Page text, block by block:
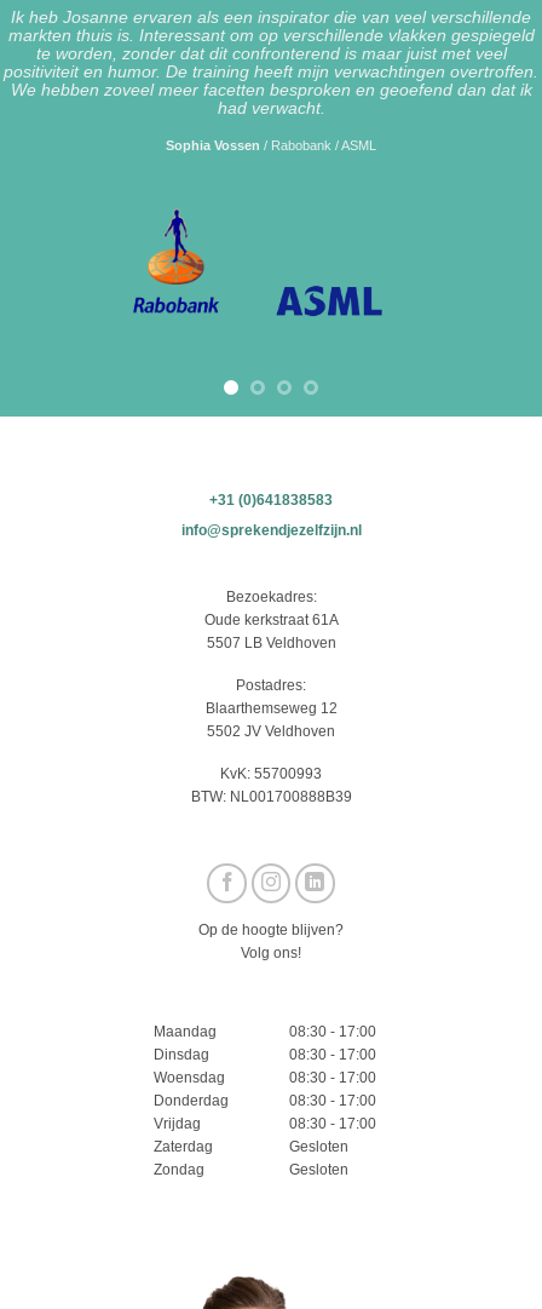
Ik heb Josanne ervaren als een inspirator die van veel verschillende
markten thuis is. Interessant om op verschillende vlakken gespiegeld
te worden, zonder dat dit confronterend is maar juist met veel
positiviteit en humor. De training heeft mijn verwachtingen overtroffen.
We hebben zoveel meer facetten besproken en geoefend dan dat ik
had verwacht.
Sophia Vossen / Rabobank / ASML
+31 (0)641838583
info@sprekendjezelfzijn.nl
Bezoekadres:
Oude kerkstraat 61A
5507 LB Veldhoven
Postadres:
Blaarthemseweg 12
5502 JV Veldhoven
KvK: 55700993
BTW: NL001700888B39
Op de hoogte blijven?
Volg ons!
Maandag
Dinsdag
Woensdag
Donderdag
Vrijdag
Zaterdag
Zondag
08:30 - 17:00
08:30 - 17:00
08:30 - 17:00
08:30 - 17:00
08:30 - 17:00
Gesloten
Gesloten